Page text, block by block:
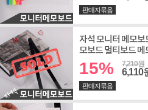
판매자묶음
자석 모니터 메모보
모보드 멀티보드 메
15% 7,210원
6,110
판매자묶음